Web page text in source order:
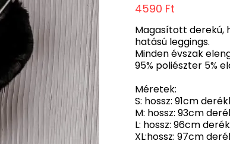
4590 Ft
Magasított derekú,
hatású leggings.
Minden évszak
95% poliészter 5%
Méretek:
S: hossz: 91cm
M: hossz: 93cm
L: hossz: 96cm
XL:hossz: 97cm